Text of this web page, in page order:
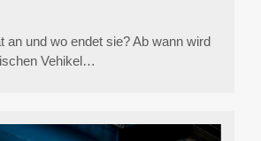
an und wo endet sie? Ab wann wird
Vehikel…